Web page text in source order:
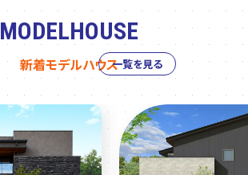
MODELHOUSE
新着モデルハウス一覧を見る